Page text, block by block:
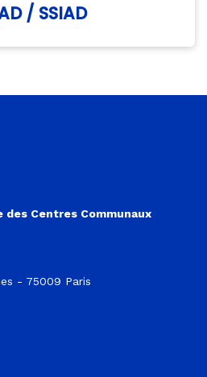
/ SSIAD
des Centres Communaux
- 75009 Paris